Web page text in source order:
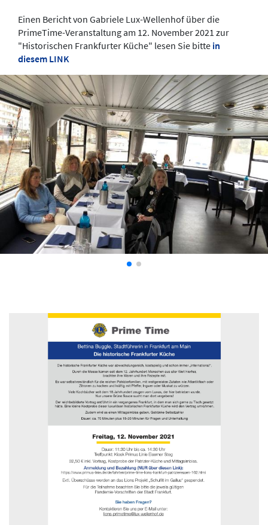
Einen Bericht von Gabriele Lux-Wellenhof über die
PrimeTime-Veranstaltung am 12. November 2021 zur
"Historischen Frankfurter Küche" lesen Sie bitte in
diesem LINK